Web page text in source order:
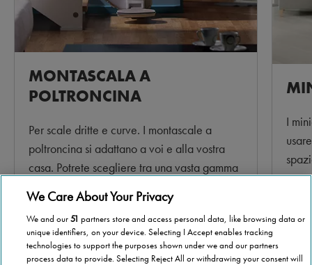
MONTASCALA A
POLTRONCINA
Per scale dritte e curve. I montascale a
poltroncina si adattano a voi e alla vostra
casa. Potrete scegliere tra una vasta gamma
Per saperne di più >
I
non
Per
We Care About Your Privacy
We and our51 partners store and access personal data, like browsing data or
unique identifiers, on your device. Selecting I Accept enables tracking
technologies to support the purposes shown under we and our partners
process data to provide. Selecting Reject All or withdrawing your consent will